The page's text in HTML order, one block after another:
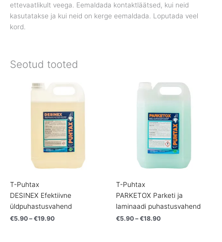
ettevaatlikult veega. Eemaldada kontaktläätsed, kui neid
kasutatakse ja kui neid on kerge eemaldada. Loputada veel
kord.
Seotud tooted
T-Puhtax
DESINEX Efektiivne
üldpuhastusvahend
€5.90 – €19.90
range:
through
€19.90
T-Puhtax
PARKETOX Parketi ja
laminaadi puhastusvahend
€5.90 – €18.90
range:
€5.90
€18.90